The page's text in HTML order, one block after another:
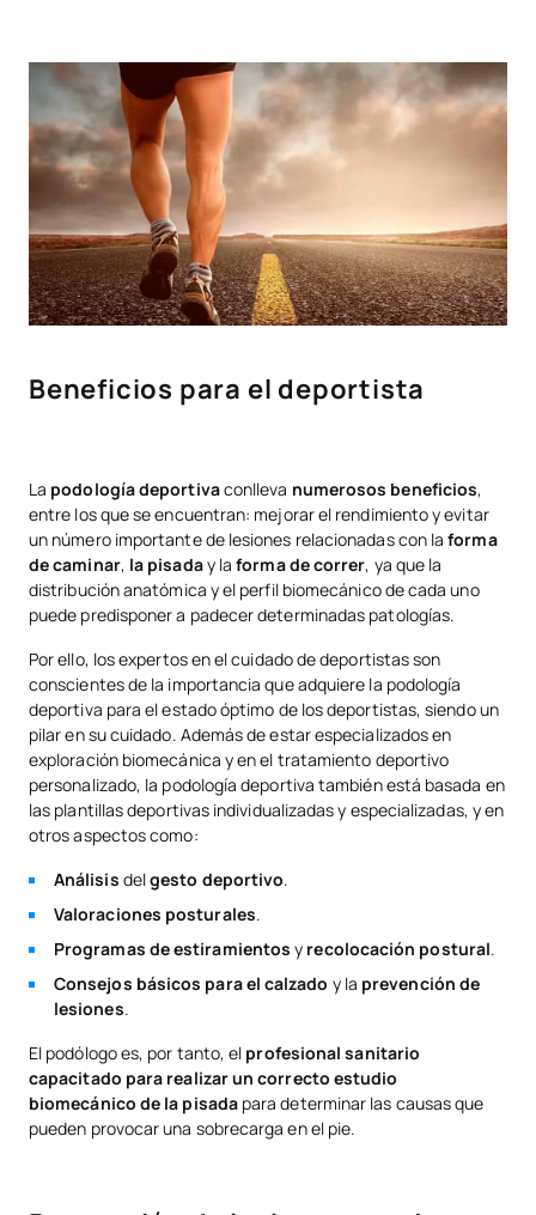
Beneficios para el deportista
La podología deportivaconlleva numerosos beneficios,
entre los que se encuentran: mejorar el rendimiento y evitar
un número importante de lesiones relacionadas con laforma
de caminar, la pisaday laforma de correr, ya que la
distribución anatómica y el perfil biomecánico de cada uno
puede predisponer a padecer determinadas patologías.
Por ello, los expertos en el cuidado de deportistas son
conscientes de la importancia que adquiere la podología
deportiva para el estado óptimo de los deportistas, siendo un
pilar en su cuidado. Además de estar especializados en
exploración biomecánica y en el tratamiento deportivo
personalizado, la podología deportiva también está basada en
las plantillas deportivas individualizadas y especializadas, y en
otros aspectos como:
Análisis delgesto deportivo.
Valoraciones posturales.
Programas de estiramientos y recolocación postural.
Consejos básicos para el calzado y la prevención de
lesiones.
El podólogo es, por tanto, el profesional sanitario
capacitado para realizar un correcto estudio
biomecánico de la pisadapara determinar las causas que
pueden provocar una sobrecarga en el pie.